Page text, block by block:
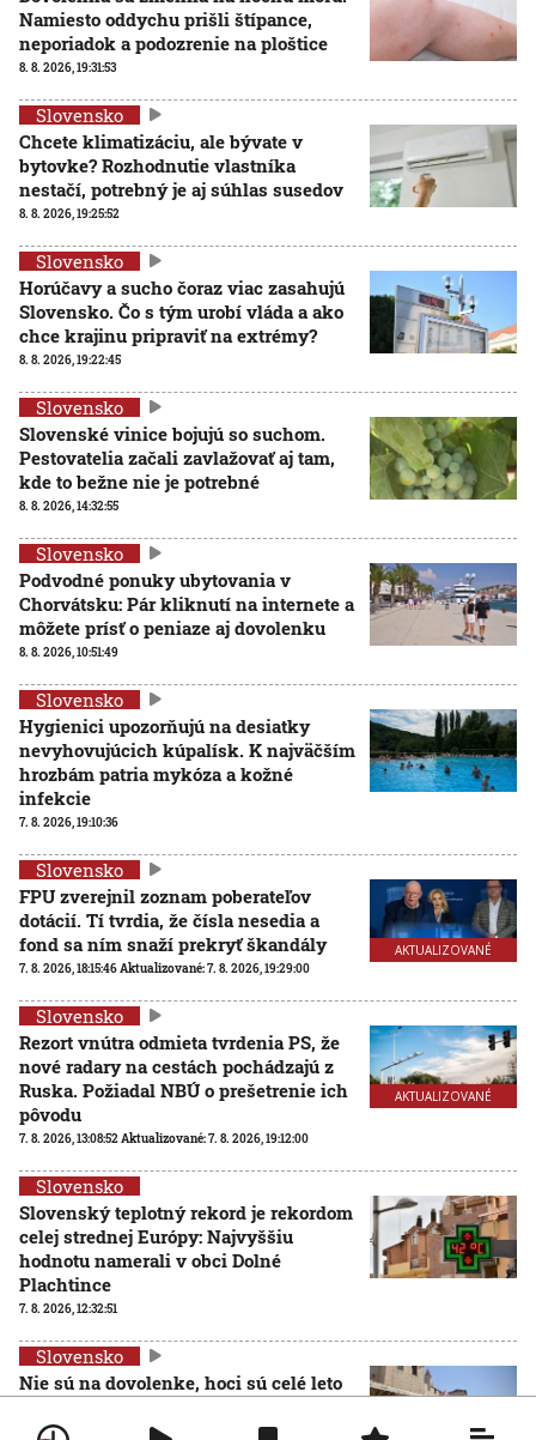
Namiesto oddychu prišli štípance,
neporiadok a podozrenie na ploštice
8. 8. 2026, 19:31:53
Slovensko
Chcete klimatizáciu, ale bývate v
bytovke? Rozhodnutie vlastníka
nestačí, potrebný je aj súhlas susedov
8. 8. 2026, 19:25:52
Slovensko
Horúčavy a sucho čoraz viac zasahujú
Slovensko. Čo s tým urobí vláda a ako
chce krajinu pripraviť na extrémy?
8. 8. 2026, 19:22:45
Slovensko
Slovenské vinice bojujú so suchom.
Pestovatelia začali zavlažovať aj tam,
kde to bežne nie je potrebné
8. 8. 2026, 14:32:55
Slovensko
Podvodné ponuky ubytovania v
Chorvátsku: Pár kliknutí na internete a
môžete prísť o peniaze aj dovolenku
8. 8. 2026, 10:51:49
Slovensko
Hygienici upozorňujú na desiatky
nevyhovujúcich kúpalísk. K najväčším
hrozbám patria mykóza a kožné
infekcie
7. 8. 2026, 19:10:36
AKTUALIZOVANÉ
Slovensko
FPU zverejnil zoznam poberateľov
dotácií. Tí tvrdia, že čísla nesedia a
fond sa ním snaží prekryť škandály
7. 8. 2026, 18:15:46 Aktualizované:7. 8. 2026, 19:29:00
AKTUALIZOVANÉ
Slovensko
Rezort vnútra odmieta tvrdenia PS, že
nové radary na cestách pochádzajú z
Ruska. Požiadal NBÚ o prešetrenie ich
pôvodu
7. 8. 2026, 13:08:52 Aktualizované:7. 8. 2026, 19:12:00
Slovensko
Slovenský teplotný rekord je rekordom
celej strednej Európy: Najvyššiu
hodnotu namerali v obci Dolné
Plachtince
7. 8. 2026, 12:32:51
Slovensko
Nie sú na dovolenke, hoci sú celé leto
so slovenskými policajtami v